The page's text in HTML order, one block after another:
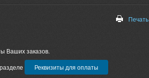
Печать
Ваших заказов.
Реквизиты для оплаты